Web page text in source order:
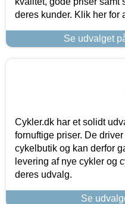
deres kunder. Klik her for
Se udvalget
Cykler.dk har et solidt
fornuftige priser. De
cykelbutik og kan derfor
levering af nye cykler og
deres udvalg.
Se